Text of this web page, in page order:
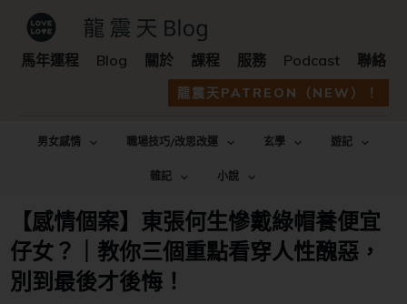
馬年運程 Blog 關於 課程 服務 Podcast 聯絡
龍震天PATREON（NEW）！
男女感情 職場技巧/改思改運 玄學
遊記
雜記
小說
【感情個案】東張何生慘戴綠帽養便宜
仔女？｜教你三個重點看穿人性醜惡，
別到最後才後悔！